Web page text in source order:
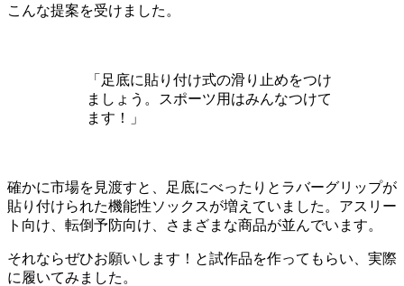
こんな提案を受けました。
「足底に貼り付け式の滑り止めをつけ
ましょう。スポーツ用はみんなつけて
ます！」
確かに市場を見渡すと、足底にべったりとラバーグリップが
貼り付けられた機能性ソックスが増えていました。アスリー
ト向け、転倒予防向け、さまざまな商品が並んでいます。
それならぜひお願いします！と試作品を作ってもらい、実際
に履いてみました。